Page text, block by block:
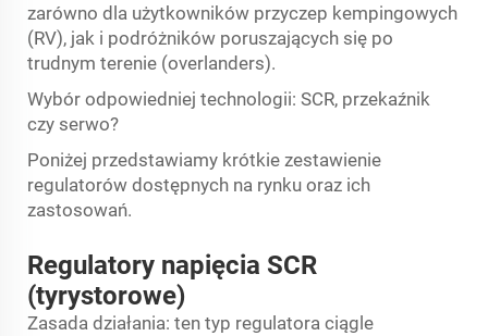
zarówno dla użytkowników przyczep kempingowych
(RV), jak i podróżników poruszających się po
trudnym terenie (overlanders).
Wybór odpowiedniej technologii: SCR, przekaźnik
czy serwo?
Poniżej przedstawiamy krótkie zestawienie
regulatorów dostępnych na rynku oraz ich
zastosowań.
Regulatory napięcia SCR
(tyrystorowe)
Zasada działania: ten typ regulatora ciągle